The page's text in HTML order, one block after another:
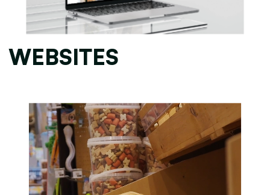
WEBSITES